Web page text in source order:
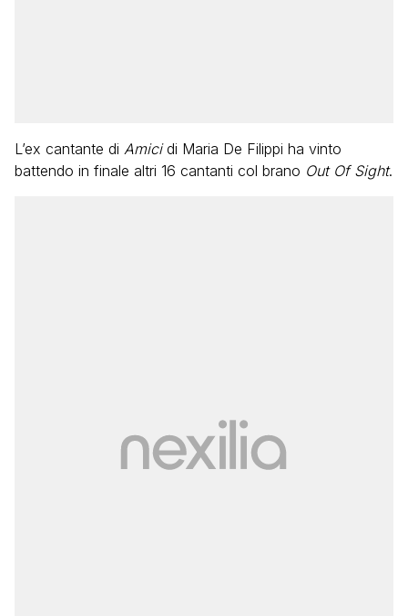
L’ex cantante di Amicidi Maria De Filippi ha vinto
battendo in finale altri 16 cantanti col brano Out Of Sight.